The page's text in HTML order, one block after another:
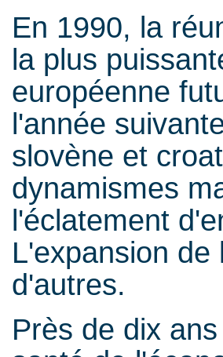
En 1990, la
la plus
européenne
l'année
slovène et
dynamismes
l'éclatement
L'expansion
d'autres.
Près de dix